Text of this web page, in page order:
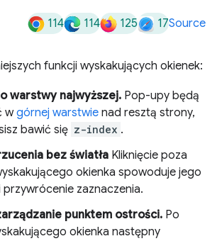
114 114 125 17Source
funkcji wyskakujących okienek:
warstwy najwyższej. Pop-upy będą
wgórnej warstwie nad resztą strony,
bawić się z-index .
bez światła Kliknięcie poza
okienka spowoduje jego
przywrócenie zaznaczenia.
punktem ostrości. Po
okienka następny